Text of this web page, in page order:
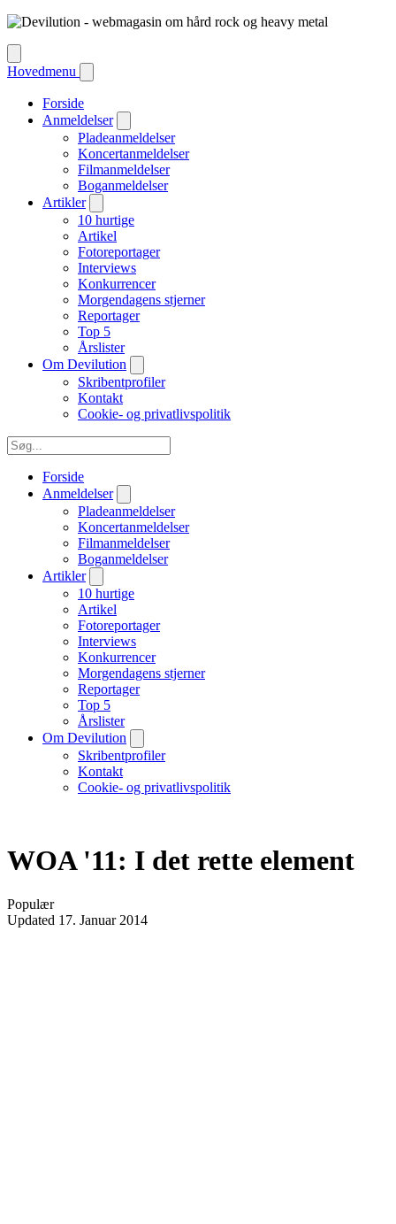
Hovedmenu
Forside
Anmeldelser
Pladeanmeldelser
Koncertanmeldelser
Filmanmeldelser
Boganmeldelser
Artikler
10 hurtige
Artikel
Fotoreportager
Interviews
Konkurrencer
Morgendagens stjerner
Reportager
Top 5
Årslister
Om Devilution
Skribentprofiler
Kontakt
Cookie- og privatlivspolitik
Forside
Anmeldelser
Pladeanmeldelser
Koncertanmeldelser
Filmanmeldelser
Boganmeldelser
Artikler
10 hurtige
Artikel
Fotoreportager
Interviews
Konkurrencer
Morgendagens stjerner
Reportager
Top 5
Årslister
Om Devilution
Skribentprofiler
Kontakt
Cookie- og privatlivspolitik
WOA '11: I det rette element
Populær
Updated 17. Januar 2014